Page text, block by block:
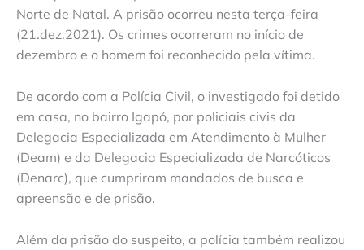
Norte de Natal. A prisão ocorreu nesta terça-feira
(21.dez.2021). Os crimes ocorreram no início de
dezembro e o homem foi reconhecido pela vítima.
De acordo com a Polícia Civil, o investigado foi detido
em casa, no bairro Igapó, por policiais civis da
Delegacia Especializada em Atendimento à Mulher
(Deam) e da Delegacia Especializada de Narcóticos
(Denarc), que cumpriram mandados de busca e
apreensão e de prisão.
Além da prisão do suspeito, a polícia também realizou